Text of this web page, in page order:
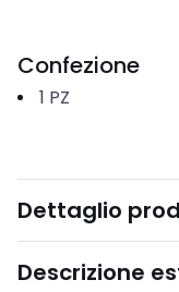
Confezione
1 PZ
Dettaglio
Descrizione